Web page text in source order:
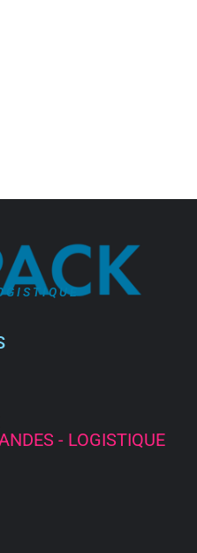
- LOGISTIQUE